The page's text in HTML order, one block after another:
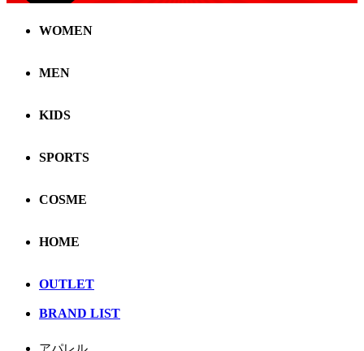
WOMEN
MEN
KIDS
SPORTS
COSME
HOME
OUTLET
BRAND LIST